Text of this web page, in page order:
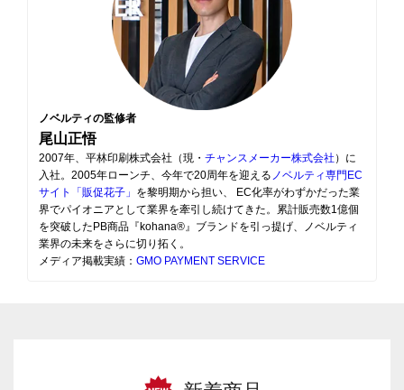
ノベルティの監修者
尾山正悟
2007年、平林印刷株式会社（現・ チャンスメーカー株式会社 ）に
入社。2005年ローンチ、今年で20周年を迎える ノベルティ専門EC
サイト「販促花子」 を黎明期から担い、 EC化率がわずかだった業
界でパイオニアとして業界を牽引し続けてきた。累計販売数1億個
を突破したPB商品『kohana®』ブランドを引っ提げ、ノベルティ
業界の未来をさらに切り拓く。
メディア掲載実績： GMO PAYMENT SERVICE